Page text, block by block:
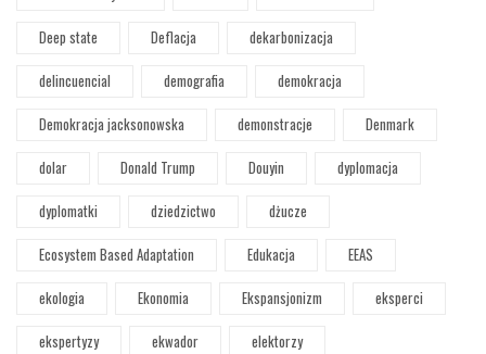
Deep state
Deflacja
dekarbonizacja
delincuencial
demografia
demokracja
Demokracja jacksonowska
demonstracje
Denmark
dolar
Donald Trump Douyin
dyplomacja
dyplomatki
dziedzictwo
dżucze
Ecosystem Based Adaptation
Edukacja
EEAS
ekologia
Ekonomia Ekspansjonizm
eksperci
ekspertyzy
ekwador
elektorzy